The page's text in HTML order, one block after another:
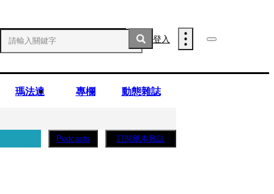
登入
瑪法達 專欄 動態雜誌
Podcasts 訂閱紙本雜誌